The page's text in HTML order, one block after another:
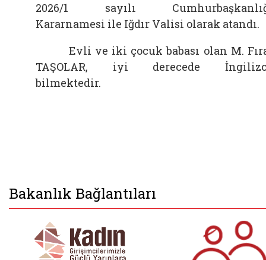
2026/1 sayılı
Kararnamesi ile Iğdır Valisi olarak atandı.
Evli ve iki çocuk babası olan M.
TAŞOLAR, iyi derecede
bilmektedir.
Bakanlık Bağlantıları